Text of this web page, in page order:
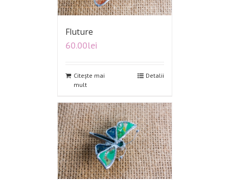
Fluture
60.00lei
Citește mai
mult
Detalii